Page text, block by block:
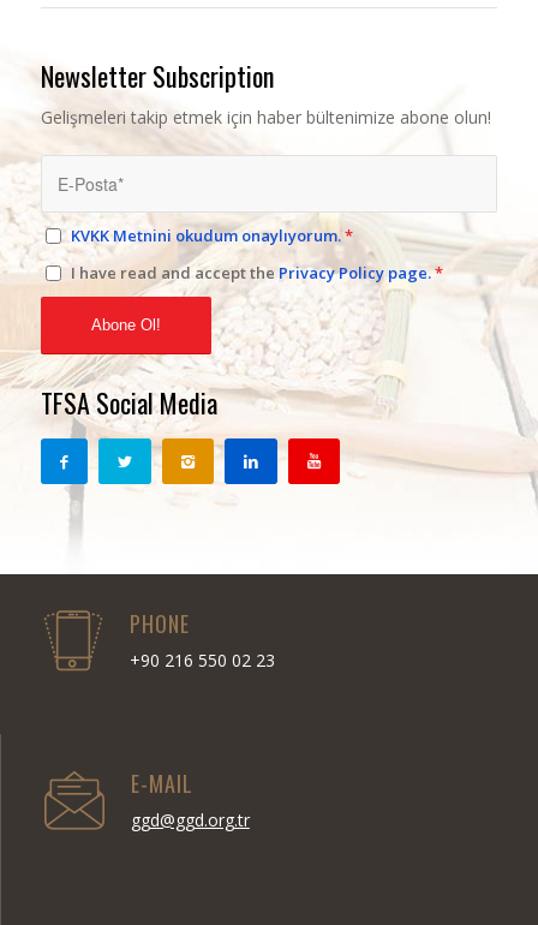
Newsletter Subscription
Gelişmeleri takip etmek için haber bültenimize abone olun!
KVKK Metnini okudum onaylıyorum.*
I have read and accept the Privacy Policy page.*
TFSA Social Media
PHONE
+90 216 550 02 23
E-MAIL
ggd@ggd.org.tr